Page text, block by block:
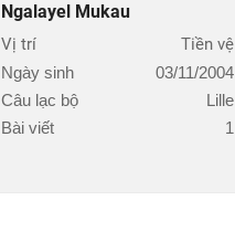
Ngalayel Mukau
Vị trí Tiền vệ
Ngày sinh
03/11/2004
Câu lạc bộ
Lille
Bài viết
1